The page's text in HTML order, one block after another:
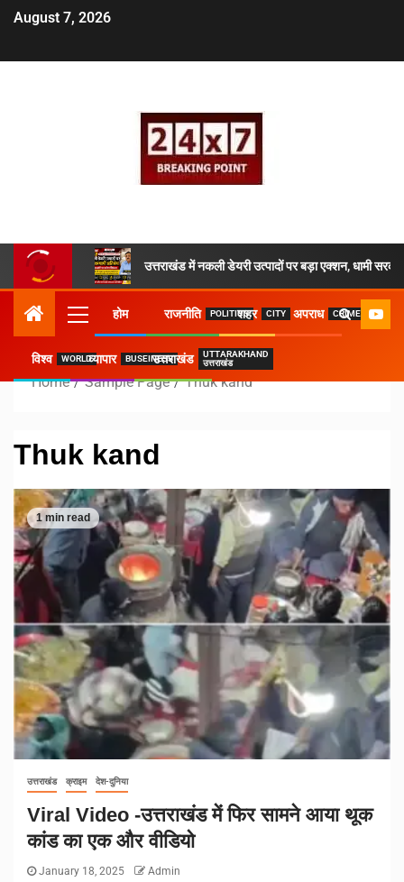
August 7, 2026
उत्तराखंड में नकली डेयरी उत्पादों पर बड़ा एक्शन, धामी
होम राजनीति POLITICSशहर CITY अपराध CRIME
विश्व WORLDव्यापार BUSEINESSउत्तराखंड
UTTARAKHAND
उत्तराखंड
Home Sample Page Thuk kand
Thuk kand
1 min read
उत्तराखंड क्राइम देश-दुनिया
Viral Video -उत्तराखंड में फिर सामने आया थूक
कांड का एक और वीडियो
January 18, 2025 Admin